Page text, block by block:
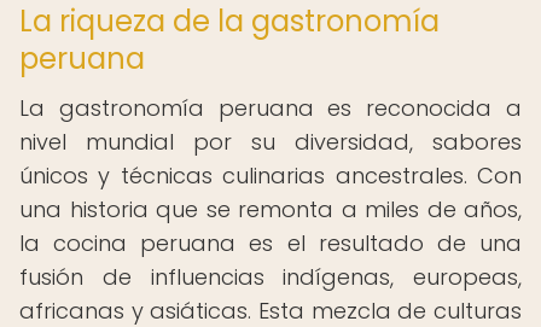
La riqueza de la gastronomía
peruana
La gastronomía peruana es reconocida a
nivel mundial por su diversidad, sabores
únicos y técnicas culinarias ancestrales. Con
una historia que se remonta a miles de años,
la cocina peruana es el resultado de una
fusión de influencias indígenas, europeas,
africanas y asiáticas. Esta mezcla de culturas